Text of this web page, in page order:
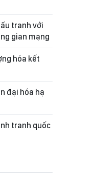
tranh với
gian mạng
hóa kết
đại hóa hạ
tranh quốc